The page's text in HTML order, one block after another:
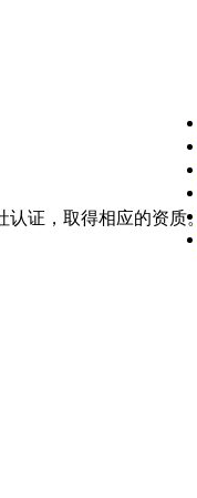
证，取得相应的资质。